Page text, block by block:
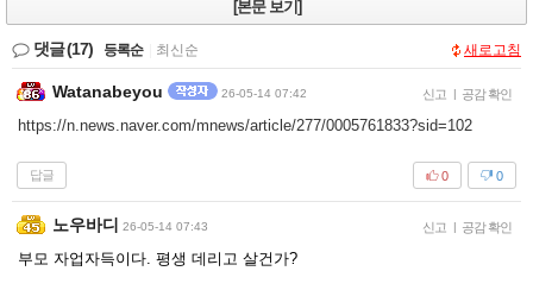
[본문 보기]
댓글(17) 등록순 최신순 새로고침
Watanabeyou 26-05-14 07:42 신고 | 공감 확인
https://n.news.naver.com/mnews/article/277/0005761833?sid=102
답글 0
0
노우바디 26-05-14 07:43 신고 | 공감 확인
부모 자업자득이다. 평생 데리고 살건가?